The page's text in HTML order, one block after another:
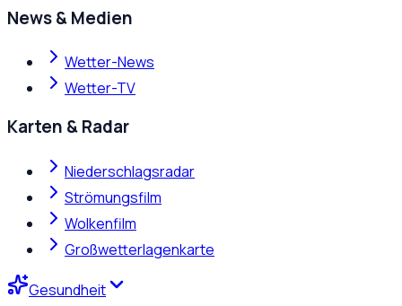
News & Medien
Wetter-News
Wetter-TV
Karten & Radar
Niederschlagsradar
Strömungsfilm
Wolkenfilm
Großwetterlagenkarte
Gesundheit